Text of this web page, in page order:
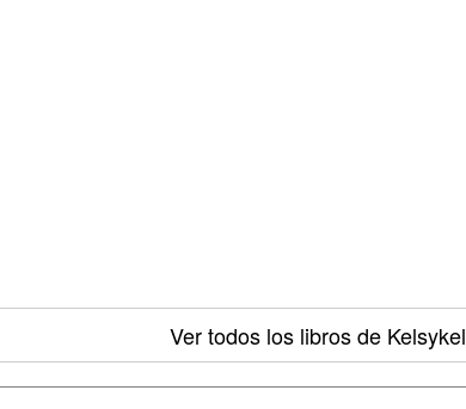
Ver todos los librosde Kelsykel